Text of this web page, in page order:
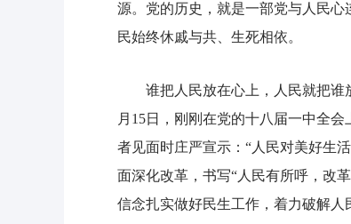
源。党的历史，就是一部党与人民
民始终休戚与共、生死相依。
谁把人民放在心上，人民就把谁
月15日，刚刚在党的十八届一中全
者见面时庄严宣示：“人民对美好生
面深化改革，书写“人民有所呼，改
信念扎实做好民生工作，着力破解